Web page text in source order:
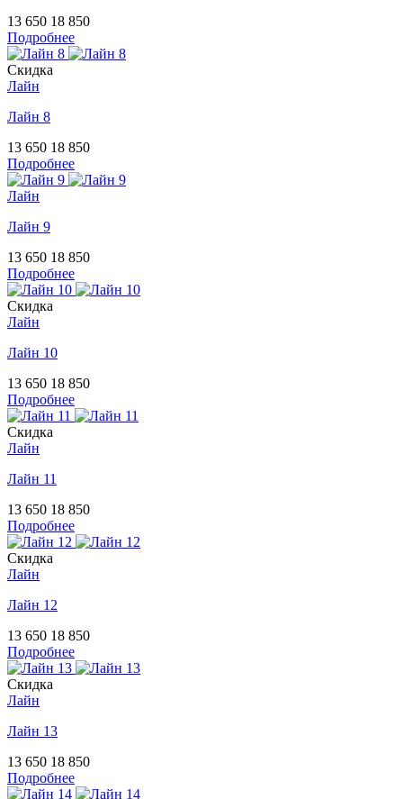
13 650 18 850
Подробнее
Скидка
Лайн
Лайн 8
13 650 18 850
Подробнее
Лайн
Лайн 9
13 650 18 850
Подробнее
Скидка
Лайн
Лайн 10
13 650 18 850
Подробнее
Скидка
Лайн
Лайн 11
13 650 18 850
Подробнее
Скидка
Лайн
Лайн 12
13 650 18 850
Подробнее
Скидка
Лайн
Лайн 13
13 650 18 850
Подробнее